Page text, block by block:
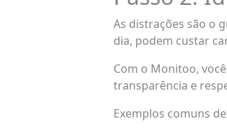
As distrações são o
dia, podem custar
Com o Monitoo,
transparência e
Exemplos comuns